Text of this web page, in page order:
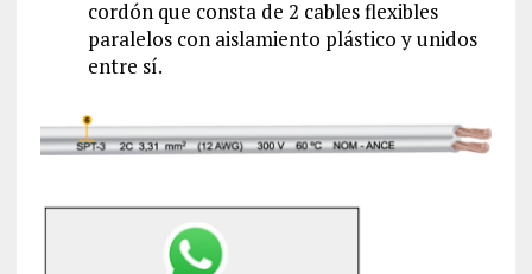
cordón que consta de 2 cables flexibles
paralelos con aislamiento plástico y unidos
entre sí.